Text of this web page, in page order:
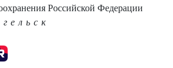
Российской Федерации